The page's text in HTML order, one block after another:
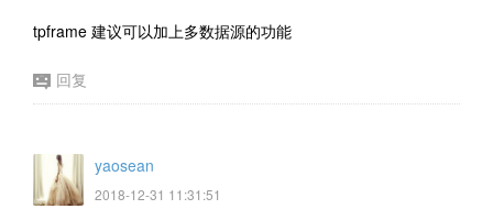
tpframe 建议可以加上多数据源的功能
回复
yaosean
2018-12-31 11:31:51